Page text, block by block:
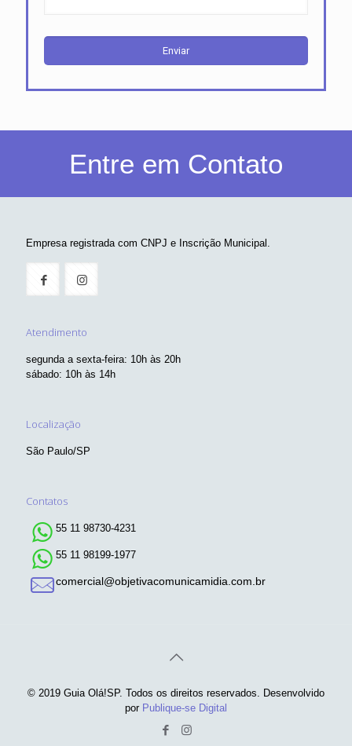
Entre em Contato
Empresa registrada com CNPJ e Inscrição Municipal.
Atendimento
segunda a sexta-feira: 10h às 20h
sábado: 10h às 14h
Localização
São Paulo/SP
Contatos
55 11 98730-4231
55 11 98199-1977
comercial@objetivacomunicamidia.com.br
© 2019 Guia Olá!SP. Todos os direitos reservados. Desenvolvido
por Publique-se Digital